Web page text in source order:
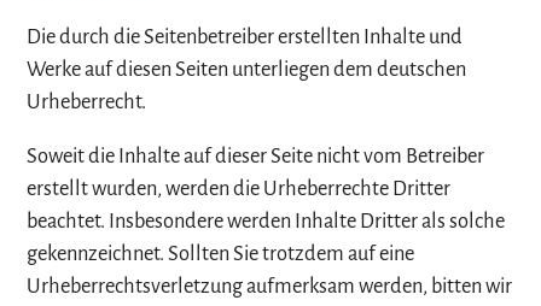
Die durch die Seitenbetreiber erstellten Inhalte und
Werke auf diesen Seiten unterliegen dem deutschen
Urheberrecht.
Soweit die Inhalte auf dieser Seite nicht vom Betreiber
erstellt wurden, werden die Urheberrechte Dritter
beachtet. Insbesondere werden Inhalte Dritter als solche
gekennzeichnet. Sollten Sie trotzdem auf eine
Urheberrechtsverletzung aufmerksam werden, bitten wir